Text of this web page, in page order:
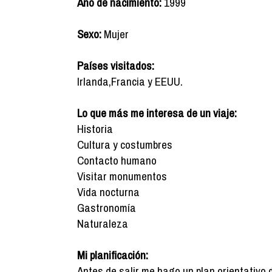
Sexo:Mujer
Países visitados:
Irlanda,Francia y EEUU.
Lo que más me interesa de un viaje:
Historia
Cultura y costumbres
Contacto humano
Visitar monumentos
Vida nocturna
Gastronomía
Naturaleza
Mi planificación: